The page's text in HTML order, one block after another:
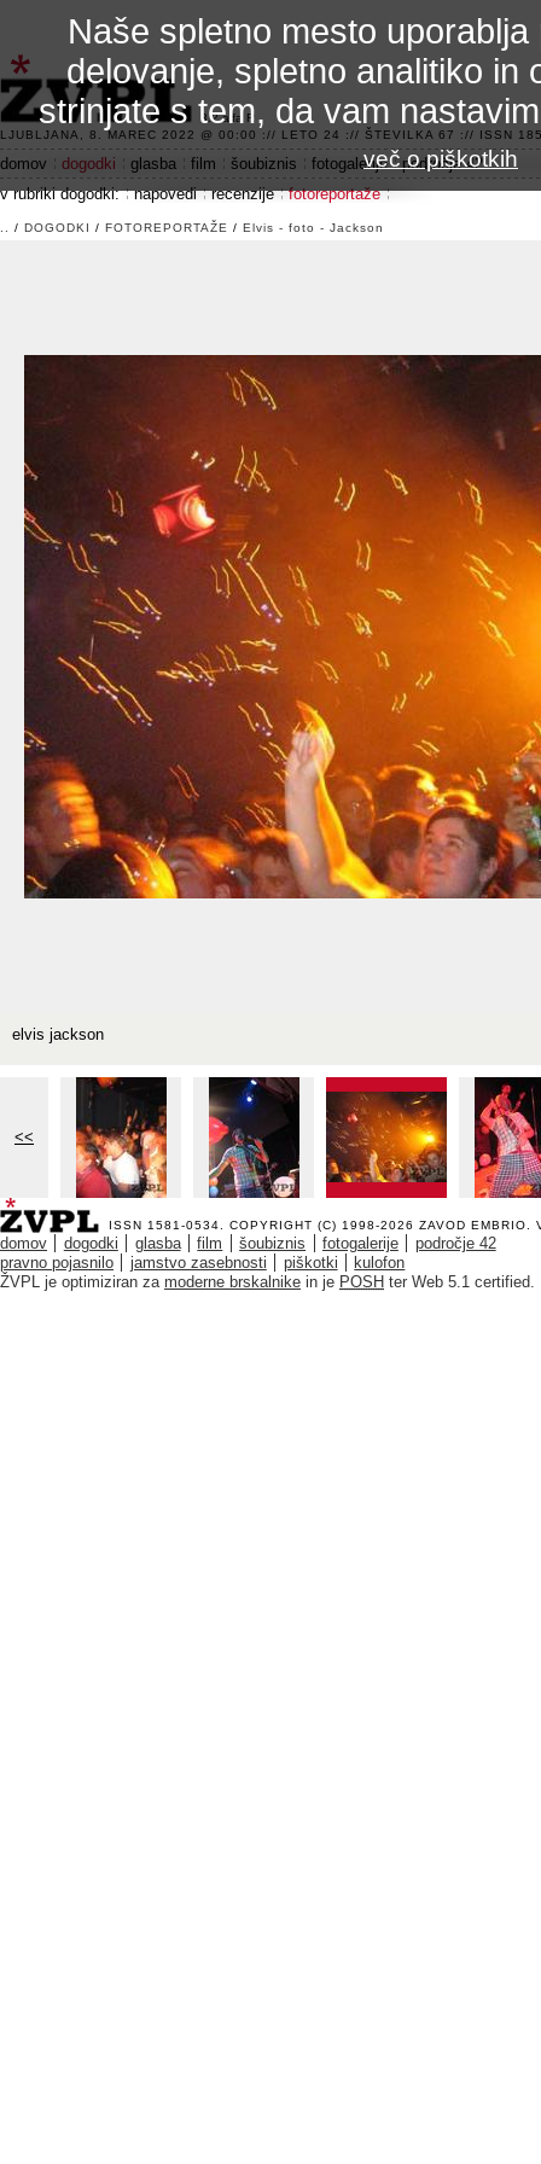
3.2 alfa R
LJUBLJANA, 8. MAREC 2022 @ 00:00 :// LETO 24 :// ŠTEVILKA 67 :// ISSN
domov dogodki glasba film šoubiznis fotogalerije
področje 42
v rubriki dogodki:
napovedi recenzije fotoreportaže
/ DOGODKI / FOTOREPORTAŽE / Elvis - foto - Jackson
elvis jackson
<<
ISSN 1581-0534. COPYRIGHT (C) 1998-2026 ZAVOD EMBRIO .
domov dogodki glasba film šoubiznis fotogalerije
področje 42
pravno pojasnilo
jamstvo zasebnosti piškotki
kulofon
ŽVPL je optimiziran za moderne brskalnike in je POSH ter Web 5.1 certified.
Naše spletno mesto
delovanje, spletno analitiko in
strinjate s tem, da vam
več o piškotkih